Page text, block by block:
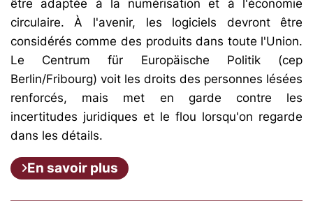
être adaptée à la numérisation et à l'économie
circulaire. À l'avenir, les logiciels devront être
considérés comme des produits dans toute l'Union.
Le Centrum für Europäische Politik (cep
Berlin/Fribourg) voit les droits des personnes lésées
renforcés, mais met en garde contre les
incertitudes juridiques et le flou lorsqu'on regarde
dans les détails.
En savoir plus